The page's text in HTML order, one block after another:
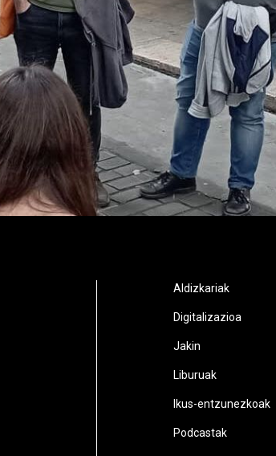
Aldizkariak
Digitalizazioa
Jakin
Liburuak
Ikus-entzunezkoak
Podcastak